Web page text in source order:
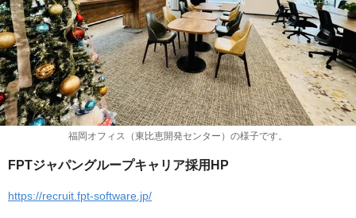
福岡オフィス（東比恵開発センター）の様子です。
FPTジャパングループキャリア採用HP
https://recruit.fpt-software.jp/